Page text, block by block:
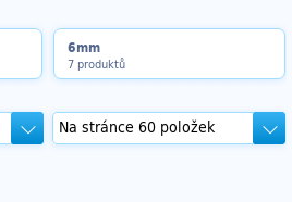
6mm
7 produktů